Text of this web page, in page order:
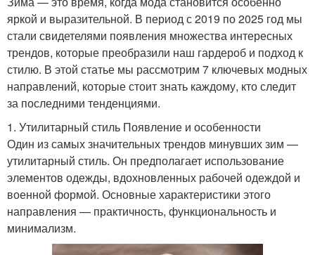
яркой и выразительной. В период с 2019 по 2025 год мы
стали свидетелями появления множества интересных
трендов, которые преобразили наш гардероб и подход к
стилю. В этой статье мы рассмотрим 7 ключевых модных
направлений, которые стоит знать каждому, кто следит
за последними тенденциями.
1. Утилитарный стиль Появление и особенности
Один из самых значительных трендов минувших зим —
утилитарный стиль. Он предполагает использование
элементов одежды, вдохновленных рабочей одеждой и
военной формой. Основные характеристики этого
направления — практичность, функциональность и
минимализм.